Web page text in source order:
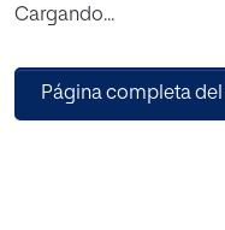
tecnológica en
actividad extraordinaria
consulta)
Cargando...
Página completa